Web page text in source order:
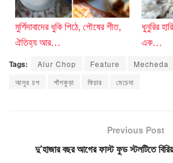
মুর্শিদাবাদের ধুকি পিঠে, পৌষের শীত,
ঐতিহ্য আর…
ধুনুরির
এক…
Tags: Alur Chop Feature Mecheda
আলুর চপ
পাঁশকুড়া ফিচার মেচেদা
Previous Post
দু’হাজার বছর আগের ফাস্ট ফুড স্টলটিতে